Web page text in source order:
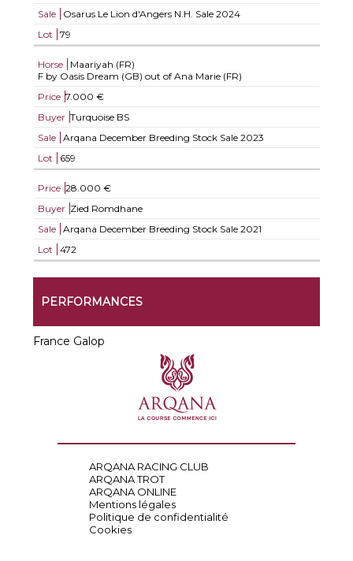
Sale
Osarus Le Lion d'Angers N.H. Sale 2024
Lot
79
Horse
Maariyah (FR)
F by Oasis Dream (GB) out of Ana Marie (FR)
Price 7.000 €
Buyer Turquoise BS
Sale
Arqana December Breeding Stock Sale 2023
Lot
659
Price 28.000 €
Buyer Zied Romdhane
Sale
Arqana December Breeding Stock Sale 2021
Lot
472
PERFORMANCES
France Galop
ARQANA RACING CLUB
ARQANA TROT
ARQANA ONLINE
Mentions légales
Politique de confidentialité
Cookies